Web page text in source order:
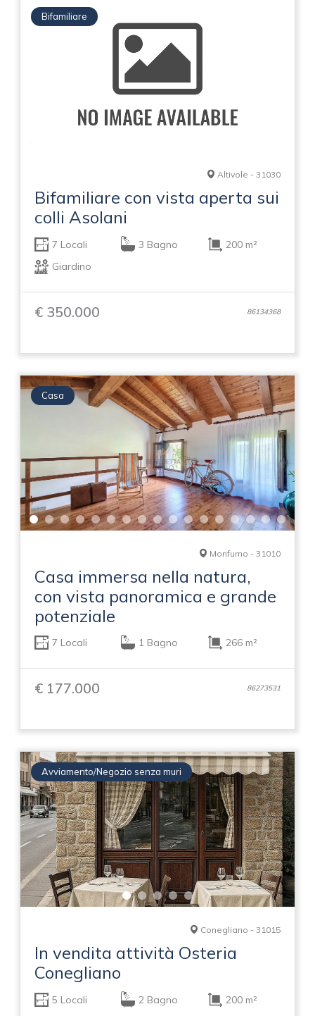
Bifamiliare
Altivole - 31030
Bifamiliare con vista aperta sui
colli Asolani
7 Locali 3 Bagno
200 m²
Giardino
€ 350.000 86134368
Casa
Monfumo - 31010
Casa immersa nella natura,
con vista panoramica e grande
potenziale
7 Locali 1 Bagno 266 m²
€ 177.000 86273531
Avviamento/Negozio senza muri
Conegliano - 31015
In vendita attività Osteria
Conegliano
5 Locali 2 Bagno 200 m²